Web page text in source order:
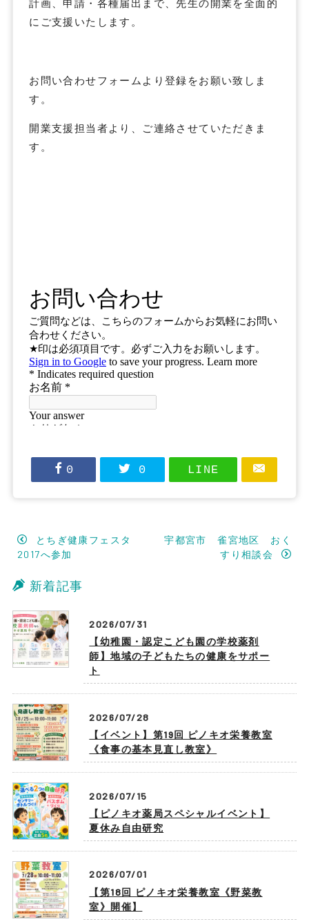
計画、申請・各種届出まで、先生の開業を全面的
にご支援いたします。
お問い合わせフォームより登録をお願い致しま
す。
開業支援担当者より、ご連絡させていただきま
す。
0 0 LINE
宇都宮市 雀宮地区 おく
すり相談会
とちぎ健康フェスタ
2017へ参加
新着記事
2026/07/31
【幼稚園・認定こども園の学校薬剤
師】地域の子どもたちの健康をサポー
ト
2026/07/28
【イベント】第19回 ピノキオ栄養教室
《食事の基本見直し教室》
2026/07/15
【ピノキオ薬局スペシャルイベント】
夏休み自由研究
2026/07/01
【第18回 ピノキオ栄養教室《野菜教
室》開催】